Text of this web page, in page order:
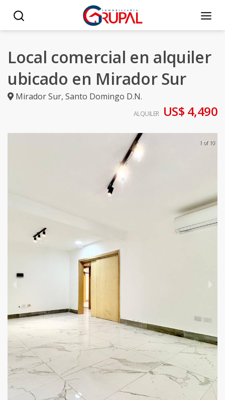
Local comercial en alquiler
ubicado en Mirador Sur
Mirador Sur, Santo Domingo D.N.
ALQUILER US$ 4,490
1 of 10